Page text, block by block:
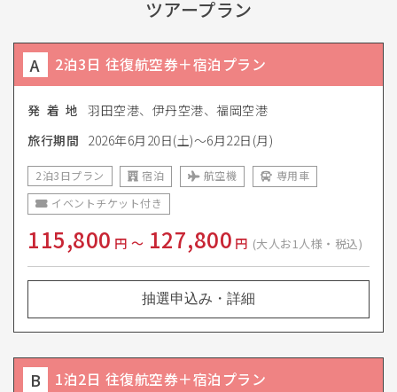
ツアープラン
A 2泊3日 往復航空券＋宿泊プラン
発 着 地 羽田空港、伊丹空港、福岡空港
旅行期間 2026年6月20日(土)〜6月22日(月)
2泊3日プラン 宿泊 航空機
専用車
イベントチケット付き
115,800 円 〜 127,800 円 (大人お1人様・税込)
抽選申込み・詳細
B 1泊2日 往復航空券＋宿泊プラン